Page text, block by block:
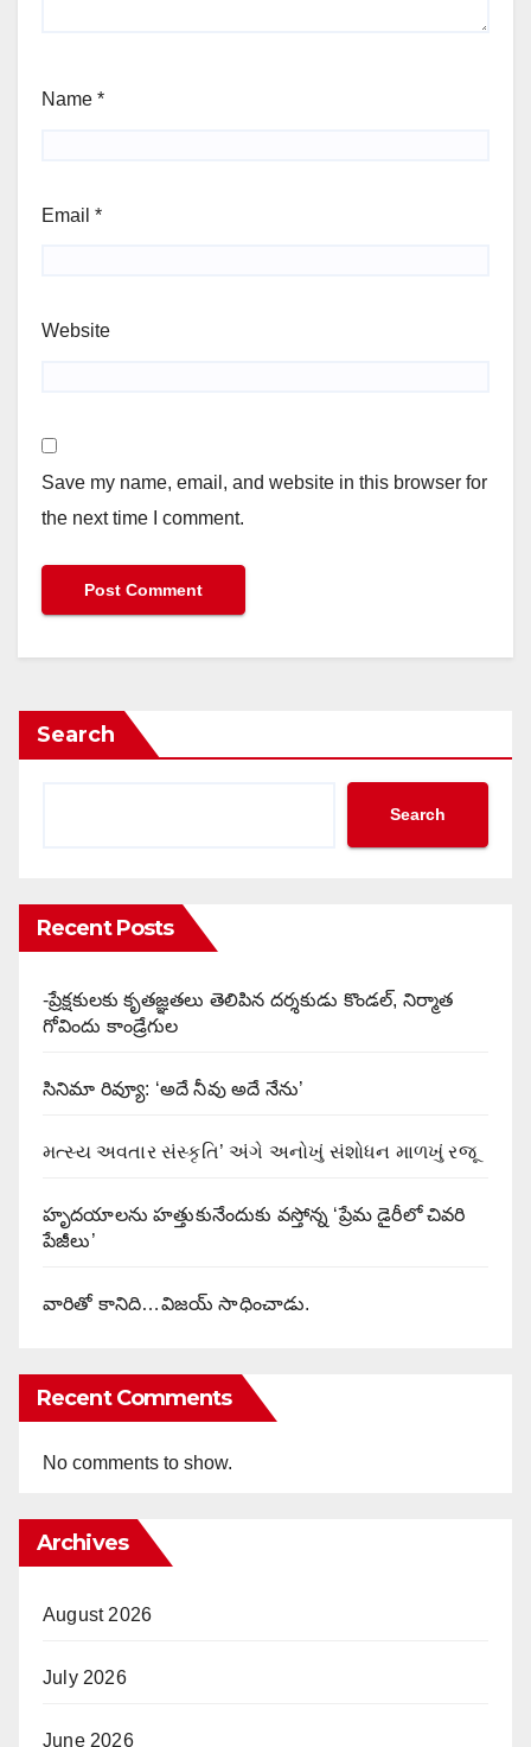
Name *
Email *
Website
Save my name, email, and website in this browser for
the next time I comment.
Search
Search
Recent Posts
-ప్రేక్షకులకు కృతజ్ఞతలు తెలిపిన దర్శకుడు కొండల్, నిర్మాత
గోవిందు కాండ్రేగుల
సినిమా రివ్యూ: ‘అదే నీవు అదే నేను’
મત્સ્ય અવતાર સંસ્કૃતિ’ અંગે અનોખું સંશોધન માળખું રજૂ
హృదయాలను హత్తుకునేందుకు వస్తోన్న ‘ప్రేమ డైరీలో చివరి
పేజీలు’
వారితో కానిది…విజయ్ సాధించాడు.
Recent Comments
No comments to show.
Archives
August 2026
July 2026
June 2026